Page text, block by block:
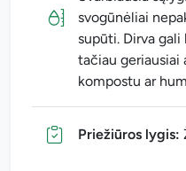
svogūnėliai
supūti. Dirva
tačiau geriausiai
kompostu ar
Priežiūros lygis: